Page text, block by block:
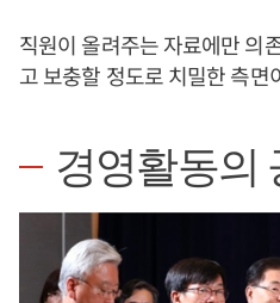
직원이 올려주는 자료에만 의
고 보충할 정도로 치밀한 측면
경영활동의